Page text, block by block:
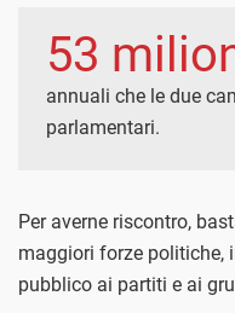
53
annuali che le due
parlamentari.
Per averne riscontro,
maggiori forze politiche,
pubblico ai partiti e ai